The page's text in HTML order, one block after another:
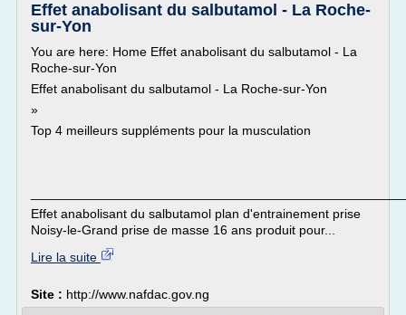
Effet anabolisant du salbutamol - La Roche-
sur-Yon
You are here: Home Effet anabolisant du salbutamol - La
Roche-sur-Yon
Effet anabolisant du salbutamol - La Roche-sur-Yon
»
Top 4 meilleurs suppléments pour la musculation
Effet anabolisant du salbutamol plan d'entrainement prise
Noisy-le-Grand prise de masse 16 ans produit pour...
Lire la suite
Site : http://www.nafdac.gov.ng